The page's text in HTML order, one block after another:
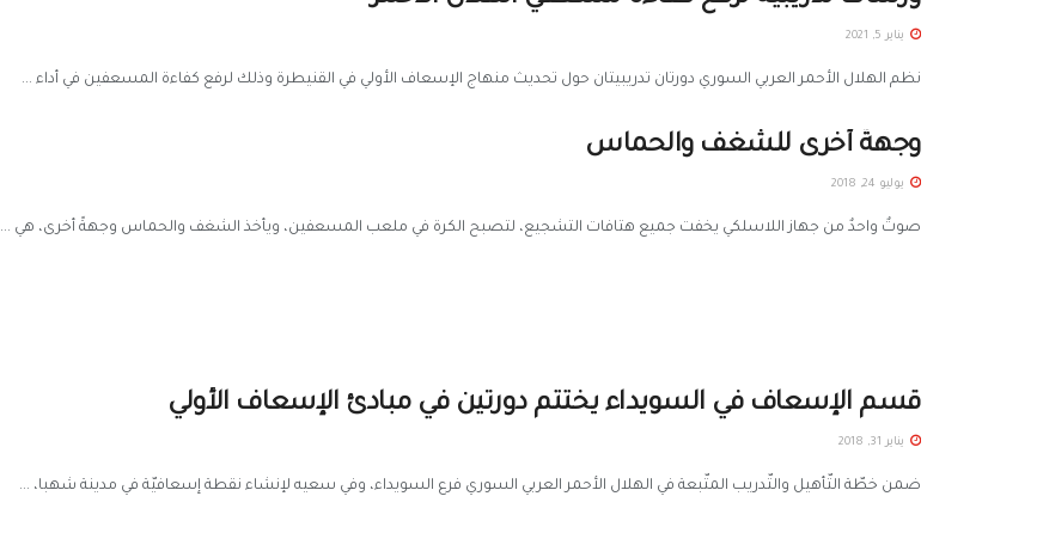
يناير 5, 2021
نظم الهلال الأحمر العربي السوري دورتان تدريبيتان حول تحديث منهاج الإسعاف الأولي في القنيطرة وذلك لرفع كفاءة المسعفين في أداء ...
وجهةٌ أخرى للشغف والحماس
يوليو 24, 2018
صوتٌ واحدٌ من جهاز اللاسلكي يخفت جميع هتافات التشجيع، لتصبح الكرة في ملعب المسعفين، ويأخذ الشغف والحماس وجهةً أخرى، هي ...
قسم الإسعاف في السويداء يختتم دورتين في مبادئ الإسعاف الأولي
يناير 31, 2018
ضمن خطّة التّأهيل والتّدريب المتّبعة في الهلال الأحمر العربي السوري فرع السويداء، وفي سعيه لإنشاء نقطة إسعافيّة في مدينة شهبا، ...